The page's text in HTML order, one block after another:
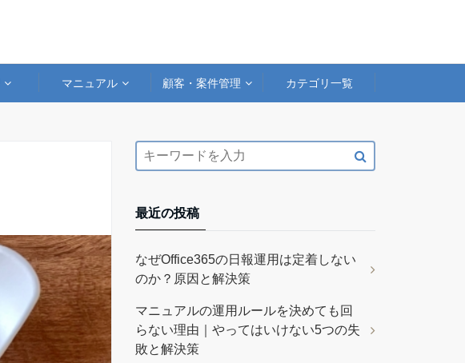
マニュアル 顧客・案件管理 カテゴリ一覧
最近の投稿
なぜOffice365の日報運用は定着しない
のか？原因と解決策
マニュアルの運用ルールを決めても回
らない理由｜やってはいけない5つの失
敗と解決策